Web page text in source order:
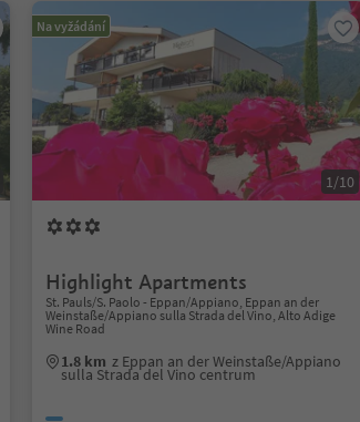
Na vyžádání
1/10
Highlight Apartments
St. Pauls/S. Paolo - Eppan/Appiano, Eppan an der
Weinstaße/Appiano sulla Strada del Vino, Alto Adige
Wine Road
1.8 km z Eppan an der Weinstaße/Appiano
sulla Strada del Vino centrum